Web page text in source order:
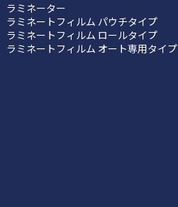
ラミネーター
ラミネートフィルム パウチタイプ
ラミネートフィルム ロールタイプ
ラミネートフィルム オート専用タイプ